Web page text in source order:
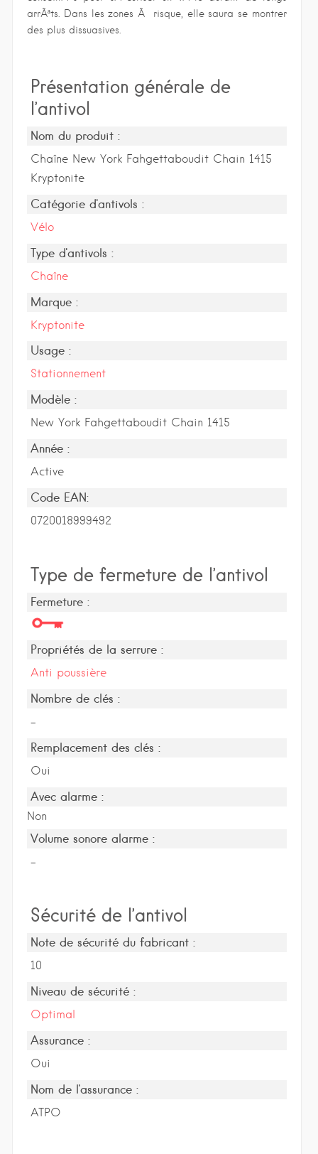
arrÃªts. Dans les zones Ã risque, elle saura se montrer
des plus dissuasives.
Présentation générale de
l’antivol
Nom du produit :
Chaîne New York Fahgettaboudit Chain 1415
Kryptonite
Catégorie d'antivols :
Vélo
Type d'antivols :
Chaîne
Marque :
Kryptonite
Usage :
Stationnement
Modèle :
New York Fahgettaboudit Chain 1415
Année :
Active
Code EAN:
0720018999492
Type de fermeture de l’antivol
Fermeture :
Propriétés de la serrure :
Anti poussière
Nombre de clés :
-
Remplacement des clés :
Oui
Avec alarme :
Non
Volume sonore alarme :
-
Sécurité de l’antivol
Note de sécurité du fabricant :
10
Niveau de sécurité :
Optimal
Assurance :
Oui
Nom de l'assurance :
ATPO